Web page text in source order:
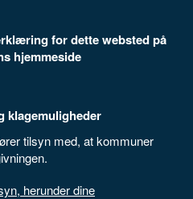
for dette websted på
hjemmeside
klagemuligheder
tilsyn med, at kommuner
herunder dine